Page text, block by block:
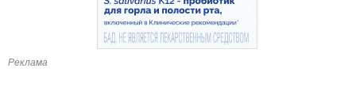
Реклама